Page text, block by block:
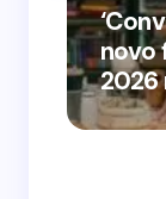
novo
2026